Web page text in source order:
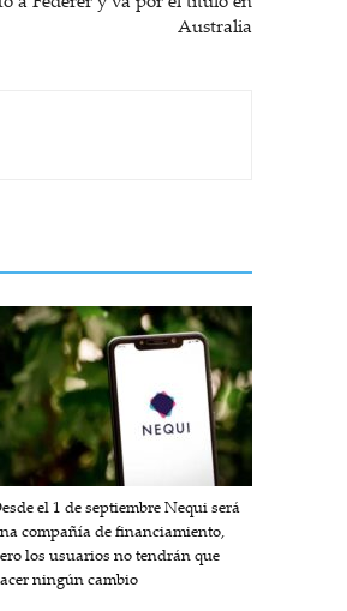
Australia
el 1 de septiembre Nequi será
compañía de financiamiento,
los usuarios no tendrán que
ningún cambio